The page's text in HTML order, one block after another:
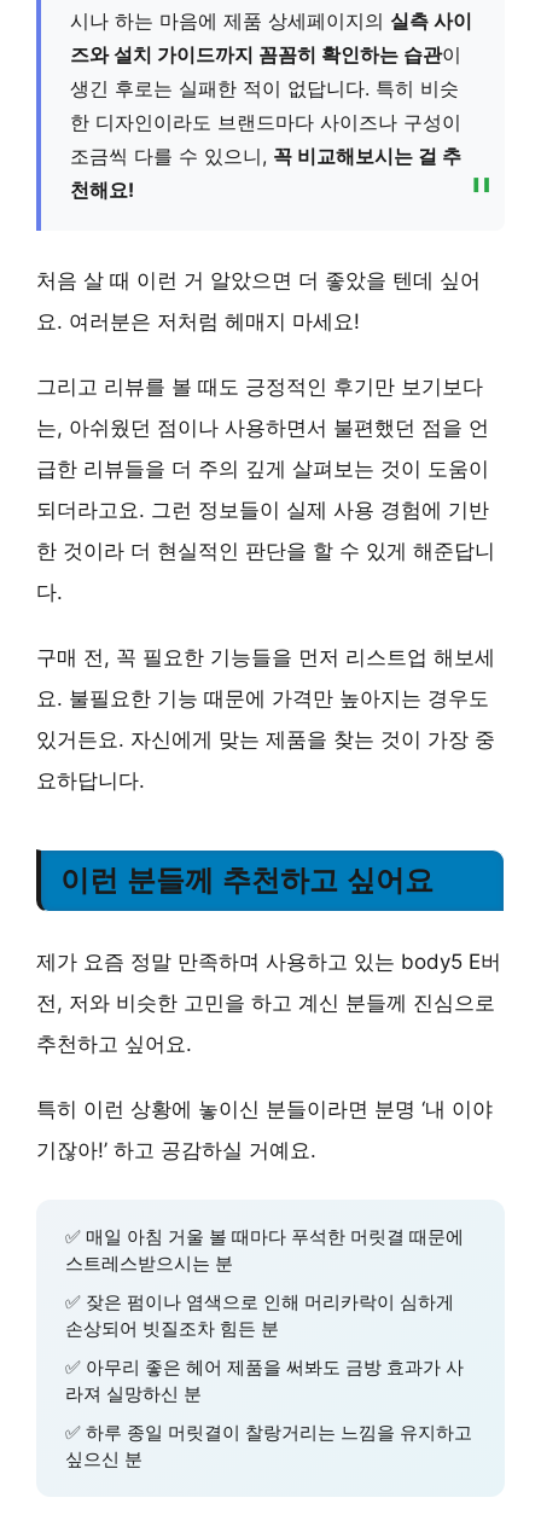
시나 하는 마음에 제품 상세페이지의 실측 사이
즈와 설치 가이드까지 꼼꼼히 확인하는 습관이
생긴 후로는 실패한 적이 없답니다. 특히 비슷
한 디자인이라도 브랜드마다 사이즈나 구성이
조금씩 다를 수 있으니, 꼭 비교해보시는 걸 추
천해요!
처음 살 때 이런 거 알았으면 더 좋았을 텐데 싶어
요. 여러분은 저처럼 헤매지 마세요!
그리고 리뷰를 볼 때도 긍정적인 후기만 보기보다
는, 아쉬웠던 점이나 사용하면서 불편했던 점을 언
급한 리뷰들을 더 주의 깊게 살펴보는 것이 도움이
되더라고요. 그런 정보들이 실제 사용 경험에 기반
한 것이라 더 현실적인 판단을 할 수 있게 해준답니
다.
구매 전, 꼭 필요한 기능들을 먼저 리스트업 해보세
요. 불필요한 기능 때문에 가격만 높아지는 경우도
있거든요. 자신에게 맞는 제품을 찾는 것이 가장 중
요하답니다.
이런 분들께 추천하고 싶어요
제가 요즘 정말 만족하며 사용하고 있는 body5 E버
전, 저와 비슷한 고민을 하고 계신 분들께 진심으로
추천하고 싶어요.
특히 이런 상황에 놓이신 분들이라면 분명 ‘내 이야
기잖아!’ 하고 공감하실 거예요.
✅ 매일 아침 거울 볼 때마다 푸석한 머릿결 때문에
스트레스받으시는 분
✅ 잦은 펌이나 염색으로 인해 머리카락이 심하게
손상되어 빗질조차 힘든 분
✅ 아무리 좋은 헤어 제품을 써봐도 금방 효과가 사
라져 실망하신 분
✅ 하루 종일 머릿결이 찰랑거리는 느낌을 유지하고
싶으신 분